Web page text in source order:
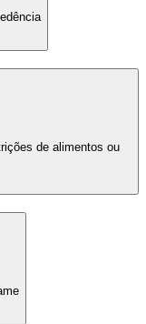
de alimentos ou